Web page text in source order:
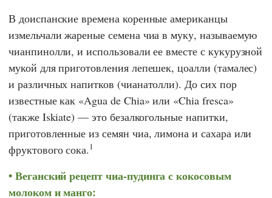
В доиспанские времена коренные американцы
измельчали жареные семена чиа в муку, называемую
чианпинолли, и использовали ее вместе с кукурузной
мукой для приготовления лепешек, цоалли (тамалес)
и различных напитков (чианатолли). До сих пор
известные как «Agua de Chia» или «Chia fresca»
(также Iskiate) — это безалкогольные напитки,
приготовленные из семян чиа, лимона и сахара или
фруктового сока.1
Веганский рецепт чиа-пудинга с кокосовым
молоком и манго: